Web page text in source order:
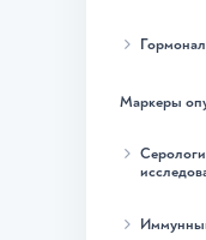
Маркеры